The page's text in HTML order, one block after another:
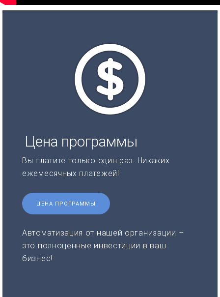
Цена программы
Вы платите только один раз. Никаких
ежемесячных платежей!
ЦЕНА ПРОГРАММЫ
Автоматизация от нашей организации –
это полноценные инвестиции в ваш
бизнес!